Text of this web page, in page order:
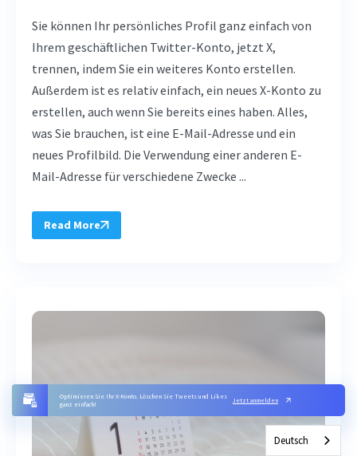
Optimieren Sie Ihr X-Konto. Löschen Sie Tweets und Likes
ganz einfach!
Jetzt anmelden
Sie können Ihr persönliches Profil ganz einfach von
Ihrem geschäftlichen Twitter-Konto, jetzt X,
trennen, indem Sie ein weiteres Konto erstellen.
Außerdem ist es relativ einfach, ein neues X-Konto zu
erstellen, auch wenn Sie bereits eines haben. Alles,
was Sie brauchen, ist eine E-Mail-Adresse und ein
neues Profilbild. Die Verwendung einer anderen E-
Mail-Adresse für verschiedene Zwecke ...
Read More
Deutsch